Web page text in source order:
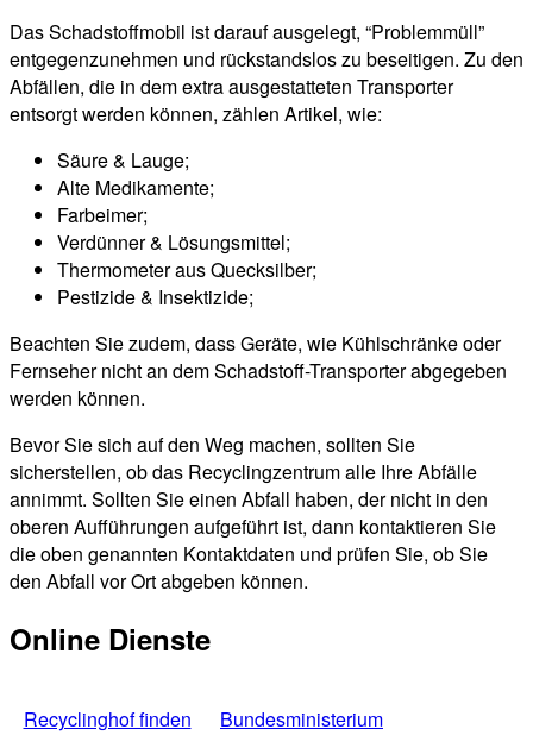
Das Schadstoffmobil ist darauf ausgelegt, “Problemmüll”
entgegenzunehmen und rückstandslos zu beseitigen. Zu den
Abfällen, die in dem extra ausgestatteten Transporter
entsorgt werden können, zählen Artikel, wie:
Säure & Lauge;
Alte Medikamente;
Farbeimer;
Verdünner & Lösungsmittel;
Thermometer aus Quecksilber;
Pestizide & Insektizide;
Beachten Sie zudem, dass Geräte, wie Kühlschränke oder
Fernseher nicht an dem Schadstoff-Transporter abgegeben
werden können.
Bevor Sie sich auf den Weg machen, sollten Sie
sicherstellen, ob das Recyclingzentrum alle Ihre Abfälle
annimmt. Sollten Sie einen Abfall haben, der nicht in den
oberen Aufführungen aufgeführt ist, dann kontaktieren Sie
die oben genannten Kontaktdaten und prüfen Sie, ob Sie
den Abfall vor Ort abgeben können.
Online Dienste
Recyclinghof finden Bundesministerium